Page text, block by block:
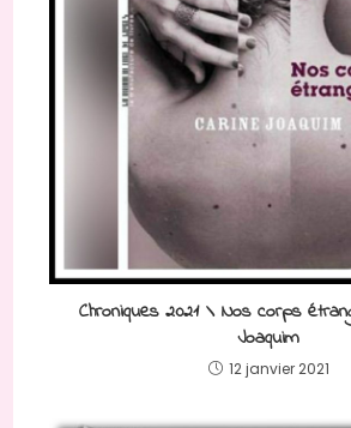
Chroniques 2021 \ Nos corps
Joaquim
12 janvier 2021